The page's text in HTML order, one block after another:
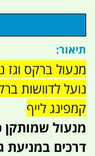
תיאור:
קמפינג לייף
מנעול שמותקן
דרכים במניעת